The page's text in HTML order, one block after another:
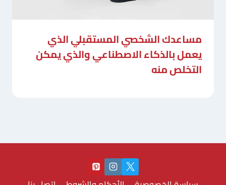
مساعدك الشخصي المستقبلي الذي
يعمل بالذكاء الاصطناعي والذي يمكن
التخلص منه